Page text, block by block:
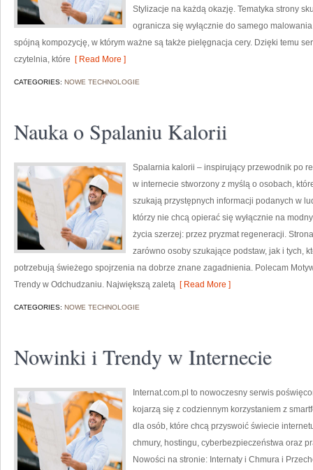
Stylizacje na każdą okazję. Tematyka strony
ogranicza się wyłącznie do samego
spójną kompozycję, w którym ważne są także pielęgnacja cery. Dzięki temu
czytelnia, które [ Read More ]
CATEGORIES: NOWE TECHNOLOGIE
Nauka o Spalaniu Kalorii
Spalarnia kalorii – inspirujący przewodnik po
w internecie stworzony z myślą o osobach,
szukają przystępnych informacji podanych w
którzy nie chcą opierać się wyłącznie na
życia szerzej: przez pryzmat regeneracji.
zarówno osoby szukające podstaw, jak i tych,
potrzebują świeżego spojrzenia na dobrze znane zagadnienia. Polecam
Trendy w Odchudzaniu. Największą zaletą [ Read More ]
CATEGORIES: NOWE TECHNOLOGIE
Nowinki i Trendy w Internecie
Internat.com.pl to nowoczesny serwis
kojarzą się z codziennym korzystaniem z
dla osób, które chcą przyswoić świecie
chmury, hostingu, cyberbezpieczeństwa oraz
Nowości na stronie: Internaty i Chmura i